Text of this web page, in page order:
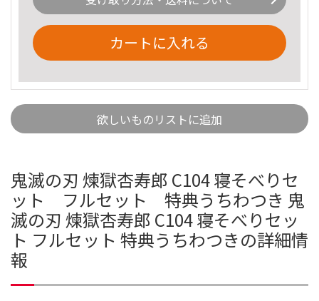
カートに入れる
欲しいものリストに追加
鬼滅の刃 煉獄杏寿郎 C104 寝そべりセ
ット フルセット 特典うちわつき 鬼
滅の刃 煉獄杏寿郎 C104 寝そべりセッ
ト フルセット 特典うちわつきの詳細情
報